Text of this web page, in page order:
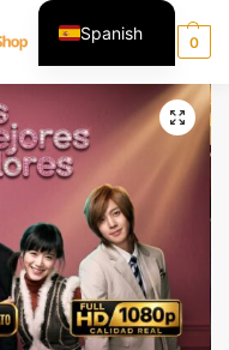
0
Spanish
English